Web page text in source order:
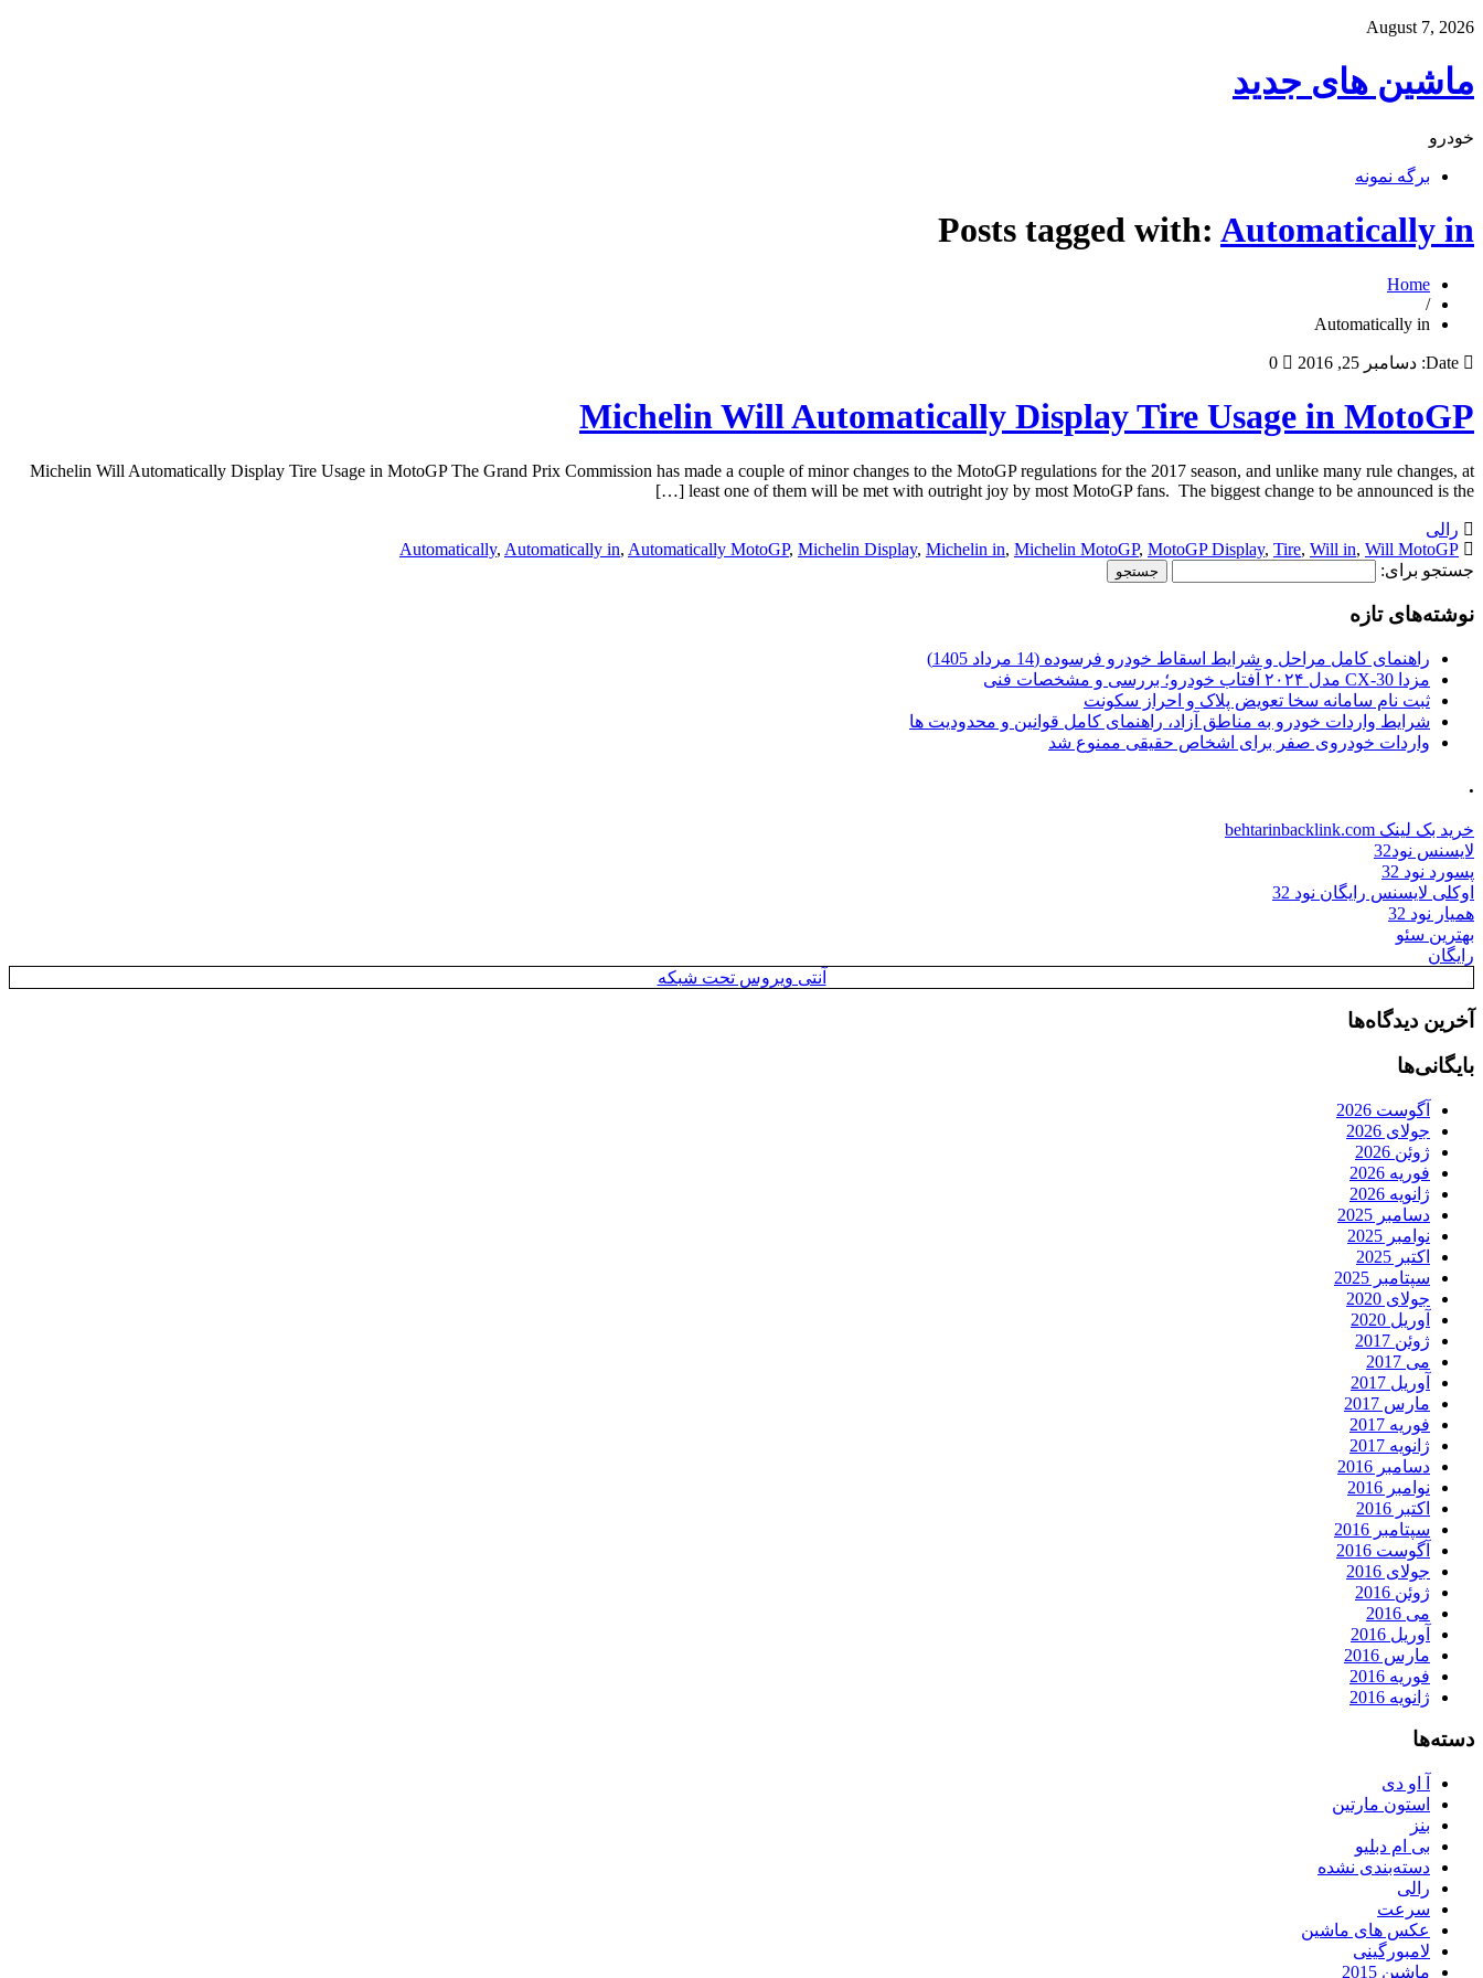
August 7, 2026
ماشین های جدید
خودرو
برگه نمونه
Posts tagged with: Automatically in
Home
/
Automatically in
Date: دسامبر 25, 2016 0
Michelin Will Automatically Display Tire Usage in MotoGP
Michelin Will Automatically Display Tire Usage in MotoGP The Grand Prix Commission has made a couple of minor changes to the MotoGP regulations for the 2017 season, and unlike many rule changes, at
least one of them will be met with outright joy by most MotoGP fans. The biggest change to be announced is the […]
رالی
Automatically, Automatically in, Automatically MotoGP, Michelin Display, Michelin in, Michelin MotoGP, MotoGP Display, Tire, Will in, Will MotoGP
جستجو برای:
نوشته‌های تازه
راهنمای کامل مراحل و شرایط اسقاط خودرو فرسوده (14 مرداد 1405)
مزدا CX-30 مدل ۲۰۲۴ آفتاب خودرو؛ بررسی و مشخصات فنی
ثبت نام سامانه سخا تعویض پلاک و احراز سکونت
شرایط واردات خودرو به مناطق آزاد، راهنمای کامل قوانین و محدودیت ها
واردات خودروی صفر برای اشخاص حقیقی ممنوع شد
.
خرید بک لینک behtarinbacklink.com
لایسنس نود32
پسورد نود 32
اوکلی لایسنس رایگان نود 32
همیار نود 32
بهترین سئو
رایگان
آنتی ویروس تحت شبکه
آخرین دیدگاه‌ها
بایگانی‌ها
آگوست 2026
جولای 2026
ژوئن 2026
فوریه 2026
ژانویه 2026
دسامبر 2025
نوامبر 2025
اکتبر 2025
سپتامبر 2025
جولای 2020
آوریل 2020
ژوئن 2017
می 2017
آوریل 2017
مارس 2017
فوریه 2017
ژانویه 2017
دسامبر 2016
نوامبر 2016
اکتبر 2016
سپتامبر 2016
آگوست 2016
جولای 2016
ژوئن 2016
می 2016
آوریل 2016
مارس 2016
فوریه 2016
ژانویه 2016
دسته‌ها
آ او دی
استون مارتین
بنز
بی ام دبلیو
دسته‌بندی نشده
رالی
سرعت
عکس های ماشین
لامبورگینی
ماشین 2015